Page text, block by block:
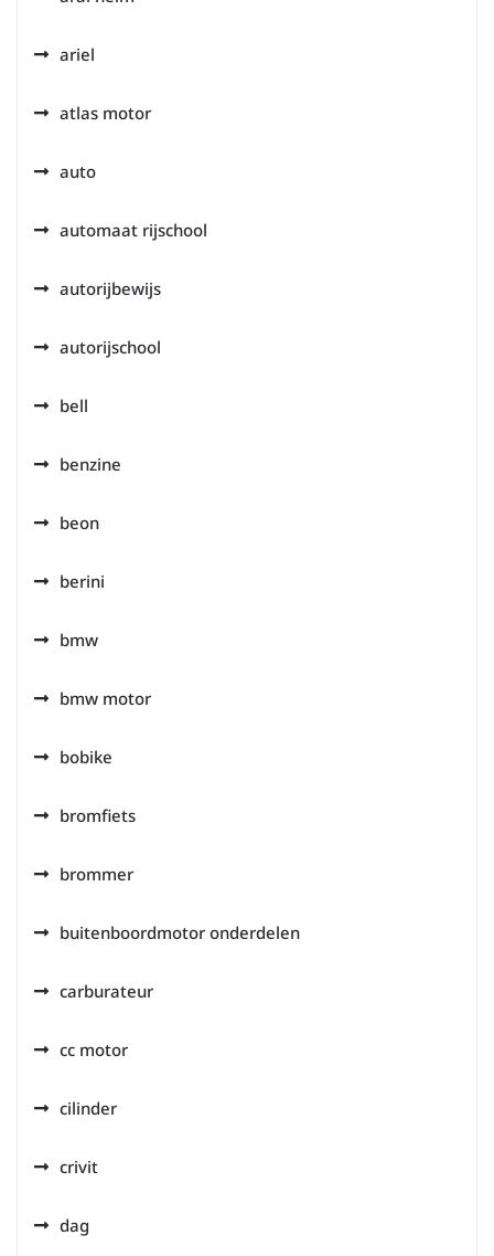
ariel
atlas motor
auto
automaat rijschool
autorijbewijs
autorijschool
bell
benzine
beon
berini
bmw
bmw motor
bobike
bromfiets
brommer
buitenboordmotor onderdelen
carburateur
cc motor
cilinder
crivit
dag